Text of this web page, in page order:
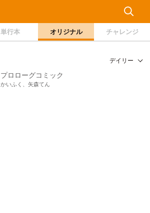
単行本 オリジナル チャレンジ
デイリー
プロローグコミック
かいふく、矢森てん